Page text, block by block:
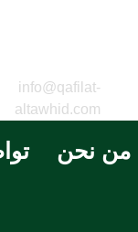
info@qafilat-
altawhid.com
من نحن